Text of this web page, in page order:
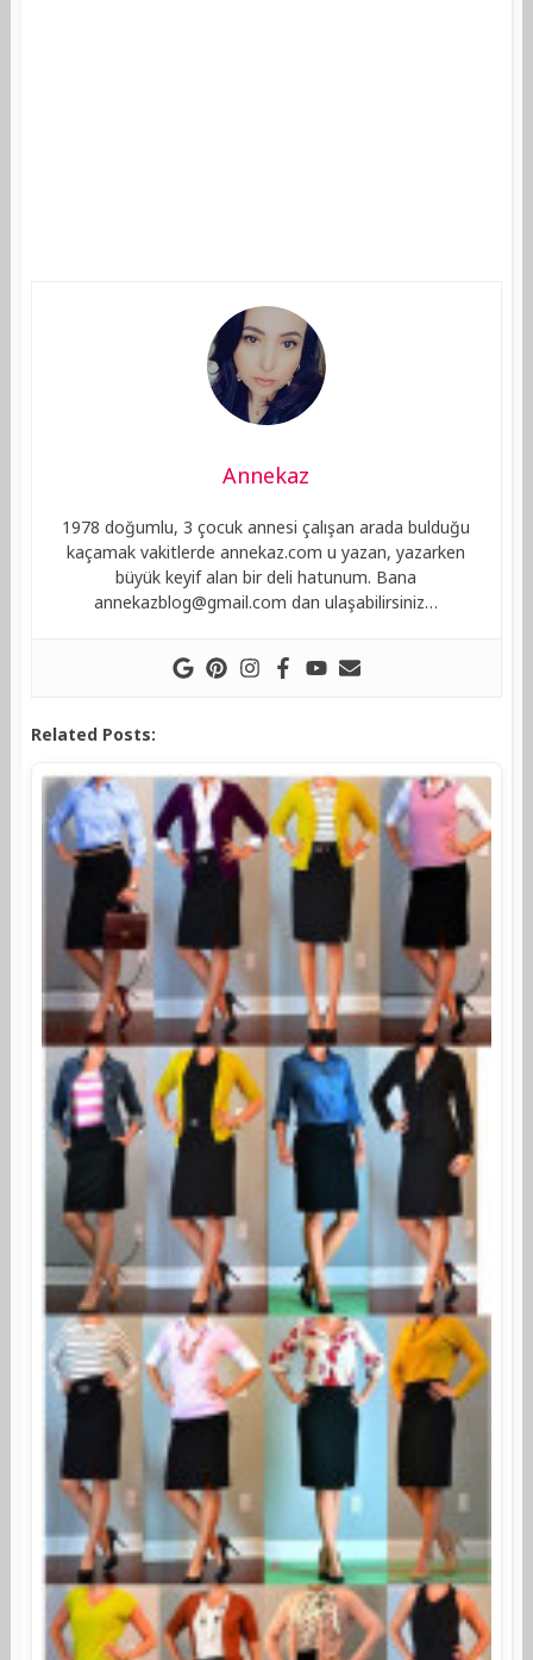
Annekaz
1978 doğumlu, 3 çocuk annesi çalışan arada bulduğu
kaçamak vakitlerde annekaz.com u yazan, yazarken
büyük keyif alan bir deli hatunum. Bana
annekazblog@gmail.com dan ulaşabilirsiniz…
Related Posts: